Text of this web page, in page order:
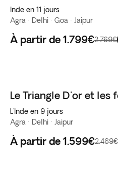
Inde en 11 jours
Agra · Delhi · Goa · Jaipur
À partir de 1.799€2.769€
Le Triangle D'or et les
L'Inde en 9 jours
Agra · Delhi · Jaipur
À partir de 1.599€2.469€